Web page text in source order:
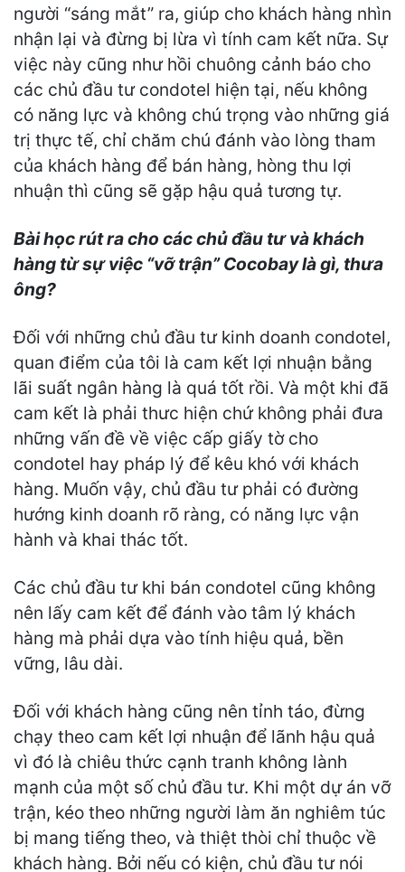
người “sáng mắt” ra, giúp cho khách hàng nhìn
nhận lại và đừng bị lừa vì tính cam kết nữa. Sự
việc này cũng như hồi chuông cảnh báo cho
các chủ đầu tư condotel hiện tại, nếu không
có năng lực và không chú trọng vào những giá
trị thực tế, chỉ chăm chú đánh vào lòng tham
của khách hàng để bán hàng, hòng thu lợi
nhuận thì cũng sẽ gặp hậu quả tương tự.
Bài học rút ra cho các chủ đầu tư và khách
hàng từ sự việc “vỡ trận” Cocobay là gì, thưa
ông?
Đối với những chủ đầu tư kinh doanh condotel,
quan điểm của tôi là cam kết lợi nhuận bằng
lãi suất ngân hàng là quá tốt rồi. Và một khi đã
cam kết là phải thưc hiện chứ không phải đưa
những vấn đề về việc cấp giấy tờ cho
condotel hay pháp lý để kêu khó với khách
hàng. Muốn vậy, chủ đầu tư phải có đường
hướng kinh doanh rõ ràng, có năng lực vận
hành và khai thác tốt.
Các chủ đầu tư khi bán condotel cũng không
nên lấy cam kết để đánh vào tâm lý khách
hàng mà phải dựa vào tính hiệu quả, bền
vững, lâu dài.
Đối với khách hàng cũng nên tỉnh táo, đừng
chạy theo cam kết lợi nhuận để lãnh hậu quả
vì đó là chiêu thức cạnh tranh không lành
mạnh của một số chủ đầu tư. Khi một dự án vỡ
trận, kéo theo những người làm ăn nghiêm túc
bị mang tiếng theo, và thiệt thòi chỉ thuộc về
khách hàng. Bởi nếu có kiện, chủ đầu tư nói